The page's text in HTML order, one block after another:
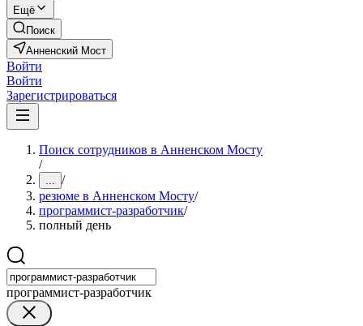
Ещё
Поиск
Анненский Мост
Войти
Войти
Зарегистрироваться
Поиск сотрудников в Анненском Мосту
/
... /
резюме в Анненском Мосту/
программист-разработчик/
полный день
программист-разработчик